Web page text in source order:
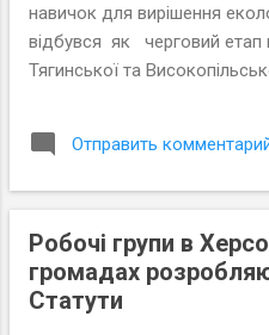
навичок для вирішення
відбувся як черговий етап
Тягинської та
навичок є частиною
посилення впливу
експерт Причорноморського
соціальних досліджень
теоретичні та практичні
звернув увагу учасників
Отправить
Робочі групи в
громадах
Статути